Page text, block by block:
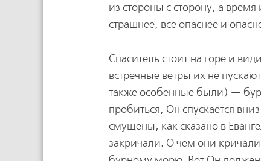
из стороны с сторону, а время
страшнее, все опаснее и
Спаситель стоит на горе и
встречные ветры их не
также особенные были) —
пробиться, Он спускается
смущены, как сказано в
закричали. О чем они